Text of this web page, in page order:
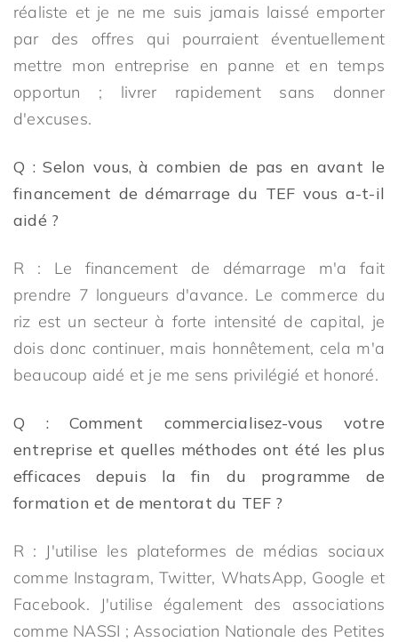
réaliste et je ne me suis jamais laissé emporter
par des offres qui pourraient éventuellement
mettre mon entreprise en panne et en temps
opportun ; livrer rapidement sans donner
d'excuses.
Q : Selon vous, à combien de pas en avant le
financement de démarrage du TEF vous a-t-il
aidé ?
R : Le financement de démarrage m'a fait
prendre 7 longueurs d'avance. Le commerce du
riz est un secteur à forte intensité de capital, je
dois donc continuer, mais honnêtement, cela m'a
beaucoup aidé et je me sens privilégié et honoré.
Q : Comment commercialisez-vous votre
entreprise et quelles méthodes ont été les plus
efficaces depuis la fin du programme de
formation et de mentorat du TEF ?
R : J'utilise les plateformes de médias sociaux
comme Instagram, Twitter, WhatsApp, Google et
Facebook. J'utilise également des associations
comme NASSI ; Association Nationale des Petites